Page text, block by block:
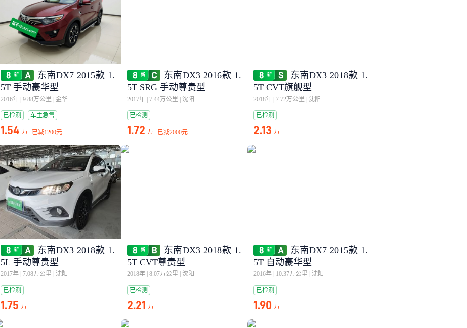
东南DX7 2015款 1.
5T 手动豪华型
2016年 9.88万公里 金华
已检测 车主急售
1.54 万 已减1200元
东南DX3 2016款 1.
5T SRG 手动尊贵型
2017年 7.44万公里 沈阳
已检测
1.72 万 已减2000元
东南DX3 2018款 1.
5T CVT旗舰型
2018年 7.72万公里 沈阳
已检测
2.13 万
东南DX3 2018款 1.
5L 手动尊贵型
2017年 7.08万公里 沈阳
已检测
1.75 万
东南DX3 2018款 1.
5T CVT尊贵型
2018年 8.07万公里 沈阳
已检测
2.21 万
东南DX7 2015款 1.
5T 自动豪华型
2016年 10.37万公里 沈阳
已检测
1.90 万